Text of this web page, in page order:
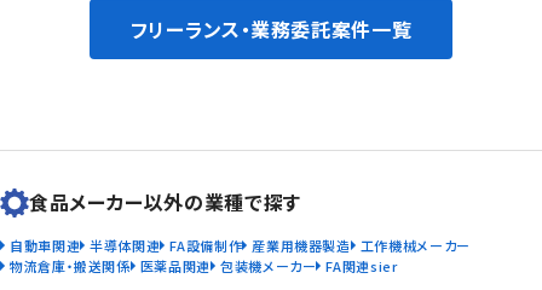
フリーランス・業務委託案件一覧
食品メーカー以外の業種で探す
自動車関連 半導体関連 FA設備制作 産業用機器製造
工作機械メーカー
物流倉庫・搬送関係 医薬品関連 包装機メーカー FA関連sier